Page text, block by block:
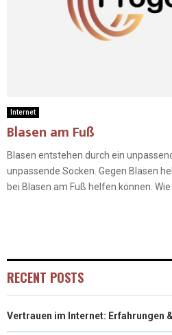
Internet
Blasen am Fuß
Blasen entstehen durch ein
unpassende Socken. Gegen Blasen
bei Blasen am Fuß helfen können. Wie
RECENT POSTS
Vertrauen im Internet: Erfahrungen